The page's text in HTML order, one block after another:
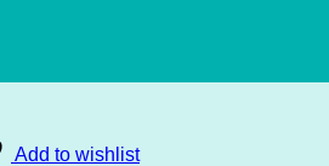
Add to wishlist